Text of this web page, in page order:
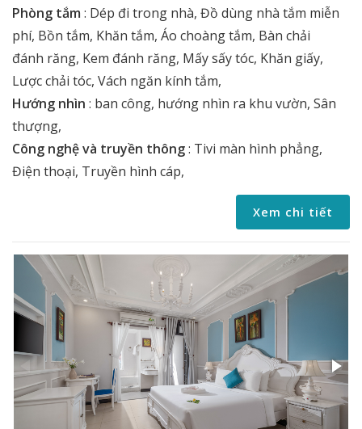
Phòng tắm : Dép đi trong nhà, Đồ dùng nhà tắm miễn
phí, Bồn tắm, Khăn tắm, Áo choàng tắm, Bàn chải
đánh răng, Kem đánh răng, Mấy sấy tóc, Khăn giấy,
Lược chải tóc, Vách ngăn kính tắm,
Hướng nhìn : ban công, hướng nhìn ra khu vườn, Sân
thượng,
Công nghệ và truyền thông: Tivi màn hình phẳng,
Điện thoại, Truyền hình cáp,
Xem chi tiết